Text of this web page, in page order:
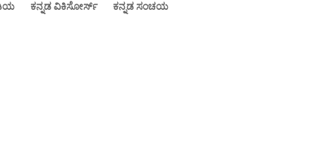
ಕನ್ನಡ ವಿಕಿಸೋರ್ಸ್ ಕನ್ನಡ ಸಂಚಯ